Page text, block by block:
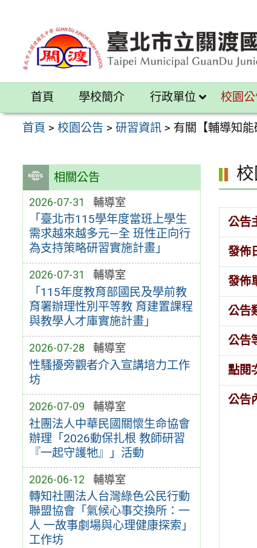
內
區
首頁 學校簡介 行政單位 校園
首頁 >校園公告 >研習資訊 > 有關【輔導知
相關公告
2026-07-31 輔導室
「臺北市115學年度當班上學生
需求越來越多元—全 班性正向行
為支持策略研習實施計畫」
2026-07-31 輔導室
「115年度教育部國民及學前教
育署辦理性別平等教 育建置課程
與教學人才庫實施計畫」
2026-07-28 輔導室
性騷擾旁觀者介入宣講培力工作
坊
2026-07-09 輔導室
社團法人中華民國關懷生命協會
辦理「2026動保扎根 教師研習
『一起守護牠』」活動
2026-06-12 輔導室
轉知社團法人台灣綠色公民行動
聯盟協會「氣候心事交換所：一
人 一故事劇場與心理健康探索」
工作坊
公告
發佈
發佈
公告
公告
點閱
公告